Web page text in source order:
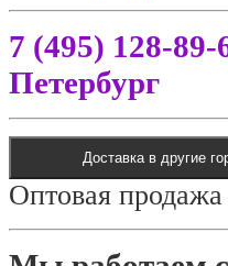
7 (495) 128-89-
Петербург
Доставка в другие
Оптовая